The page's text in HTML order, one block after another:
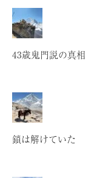
43歳鬼門説の真相
鎖は解けていた